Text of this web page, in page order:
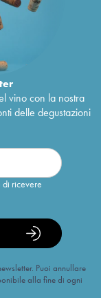
vino con la nostra
delle degustazioni
ricevere
Puoi annullare
alla fine di ogni